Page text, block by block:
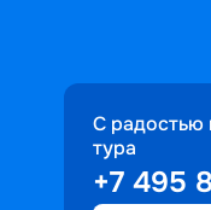
С
тура
+7 495